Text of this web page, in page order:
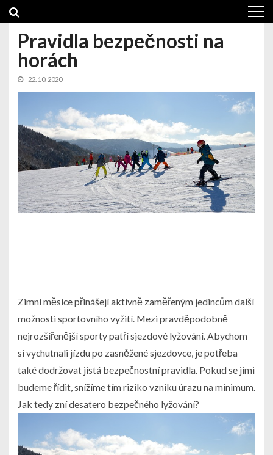
navigation
content
Pravidla bezpečnosti na
horách
22. 10. 2020
Zimní měsíce přinášejí aktivně zaměřeným jedincům další
možnosti sportovního vyžití. Mezi pravděpodobně
nejrozšířenější sporty patří sjezdové lyžování. Abychom
si vychutnali jízdu po zasněžené sjezdovce, je potřeba
také dodržovat jistá bezpečnostní pravidla. Pokud se jimi
budeme řídit, snížíme tím riziko vzniku úrazu na minimum.
Jak tedy zní desatero bezpečného lyžování?